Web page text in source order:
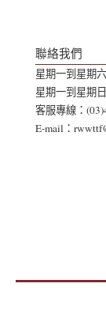
聯絡我們
星期一到星期
星期一到星期
客服專線：
E-mail：